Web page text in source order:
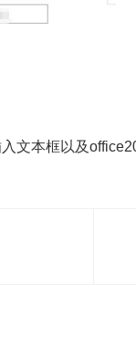
文本框以及